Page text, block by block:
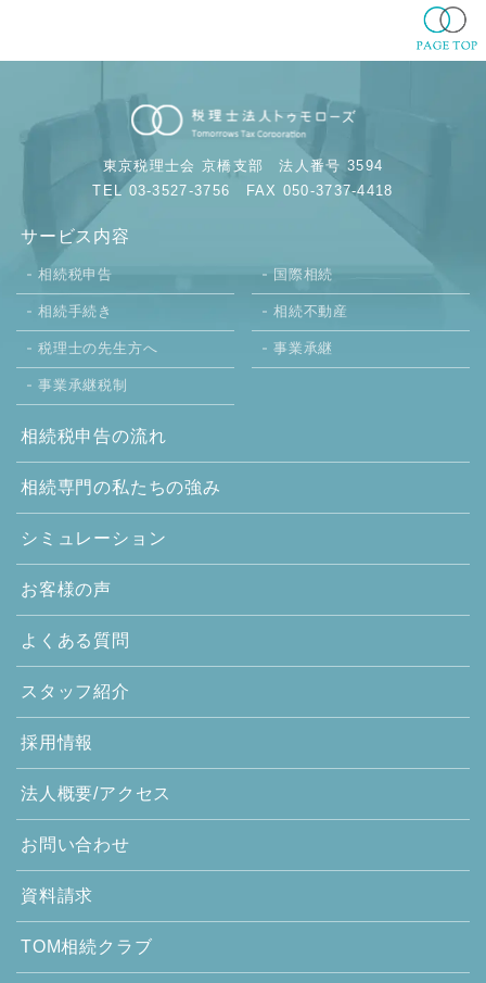
東京税理士会 京橋支部法人番号 3594
TEL 03-3527-3756 FAX 050-3737-4418
サービス内容
相続税申告 国際相続
相続手続き 相続不動産
税理士の先生方へ 事業承継
事業承継税制
相続税申告の流れ
相続専門の私たちの強み
シミュレーション
お客様の声
よくある質問
スタッフ紹介
採用情報
法人概要/アクセス
お問い合わせ
資料請求
TOM相続クラブ